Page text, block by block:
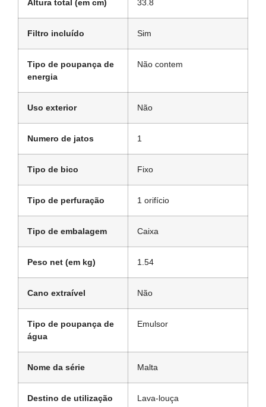
Altura total (em cm) 33.8
Filtro incluído Sim
Tipo de poupança de
energia
Não contem
Uso exterior Não
Numero de jatos 1
Tipo de bico Fixo
Tipo de perfuração 1 orifício
Tipo de embalagem Caixa
Peso net (em kg) 1.54
Cano extraível Não
Tipo de poupança de
água
Emulsor
Nome da série Malta
Destino de utilização Lava-louça